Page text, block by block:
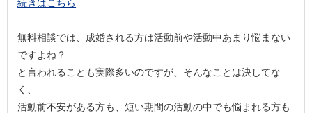
続きはこちら
無料相談では、成婚される方は活動前や活動中あまり悩まない
ですよね？
と言われることも実際多いのですが、そんなことは決してな
く、
活動前不安がある方も、短い期間の活動の中でも悩まれる方も